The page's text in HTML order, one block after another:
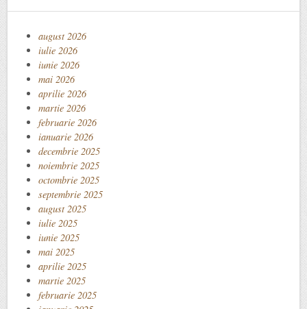
august 2026
iulie 2026
iunie 2026
mai 2026
aprilie 2026
martie 2026
februarie 2026
ianuarie 2026
decembrie 2025
noiembrie 2025
octombrie 2025
septembrie 2025
august 2025
iulie 2025
iunie 2025
mai 2025
aprilie 2025
martie 2025
februarie 2025